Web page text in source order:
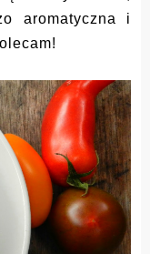
aromatyczna i